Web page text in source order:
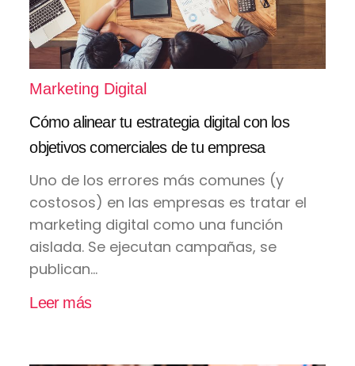
Marketing Digital
Cómo alinear tu estrategia digital con los
objetivos comerciales de tu empresa
Uno de los errores más comunes (y
costosos) en las empresas es tratar el
marketing digital como una función
aislada. Se ejecutan campañas, se
publican...
Leer más